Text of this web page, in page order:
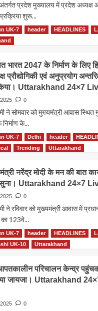
प्रदेश मुख्यालय में प्रदेश अध्यक्ष
शुरू...
UK-7 header HEADLINES
भारत 2047 के निर्माण के लिए
प्रौद्योगिकी एवं अनुप्रयोग
Uttarakhand 24×7
0
ने सोमवार को मुख्यमंत्री आवास
के...
UK-7 Delhi header
Trending Uttarakhand
नरेंद्र मोदी के मन की बात
Uttarakhand 24×7
0
ने रविवार को मुख्यमंत्री आवास में
का 123वे...
UK-7 header HEADLINES
UK-10 Uttarakhand
परिचालन केन्द्र
जायजा। Uttarakhand
0